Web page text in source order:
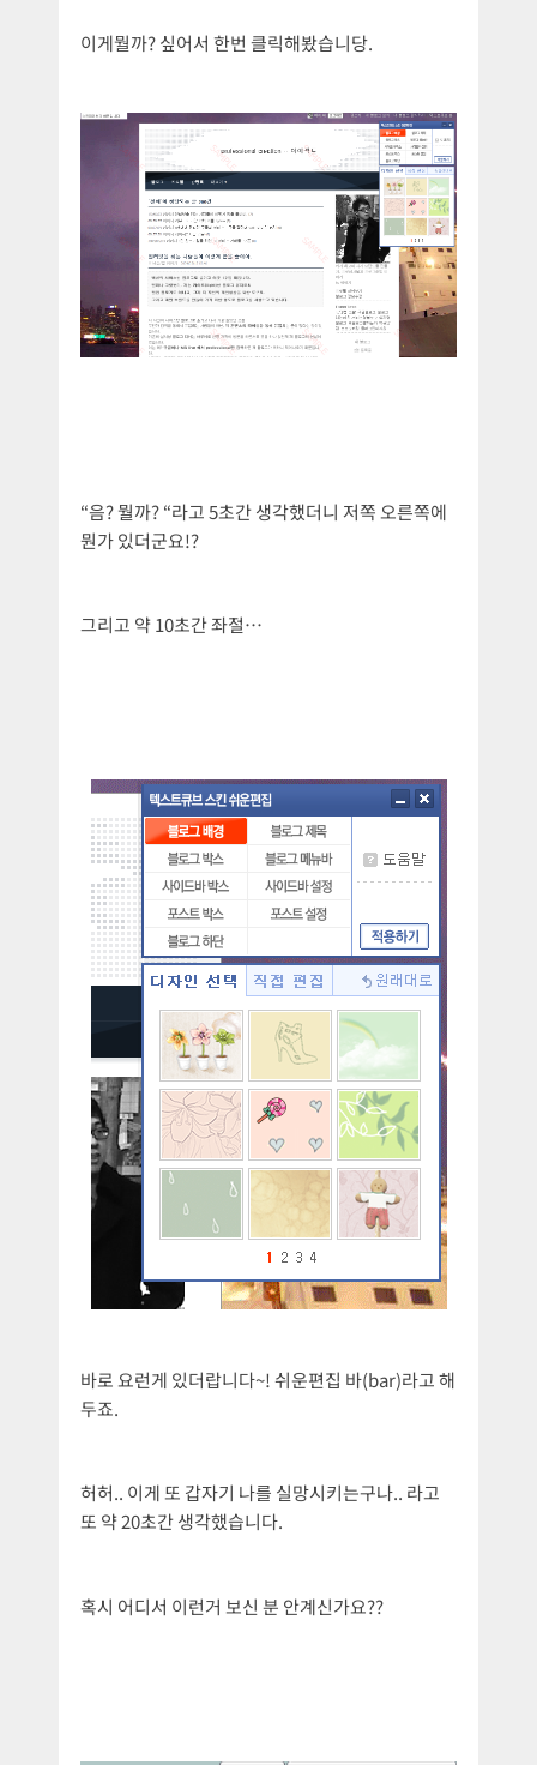
이게뭘까? 싶어서 한번 클릭해봤습니당.
“음? 뭘까? “라고 5초간 생각했더니 저쪽 오른쪽에
뭔가 있더군요!?
그리고 약 10초간 좌절…
바로 요런게 있더랍니다~! 쉬운편집 바(bar)라고 해
두죠.
허허.. 이게 또 갑자기 나를 실망시키는구나.. 라고
또 약 20초간 생각했습니다.
혹시 어디서 이런거 보신 분 안계신가요??